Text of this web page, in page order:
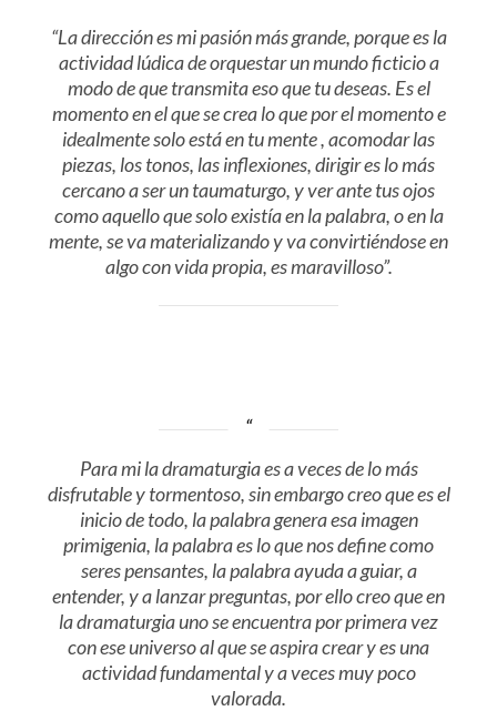
“La dirección es mi pasión más grande, porque es la
actividad lúdica de orquestar un mundo ficticio a
modo de que transmita eso que tu deseas. Es el
momento en el que se crea lo que por el momento e
idealmente solo está en tu mente , acomodar las
piezas, los tonos, las inflexiones, dirigir es lo más
cercano a ser un taumaturgo, y ver ante tus ojos
como aquello que solo existía en la palabra, o en la
mente, se va materializando y va convirtiéndose en
algo con vida propia, es maravilloso”.
Para mi la dramaturgia es a veces de lo más
disfrutable y tormentoso, sin embargo creo que es el
inicio de todo, la palabra genera esa imagen
primigenia, la palabra es lo que nos define como
seres pensantes, la palabra ayuda a guiar, a
entender, y a lanzar preguntas, por ello creo que en
la dramaturgia uno se encuentra por primera vez
con ese universo al que se aspira crear y es una
actividad fundamental y a veces muy poco
valorada.